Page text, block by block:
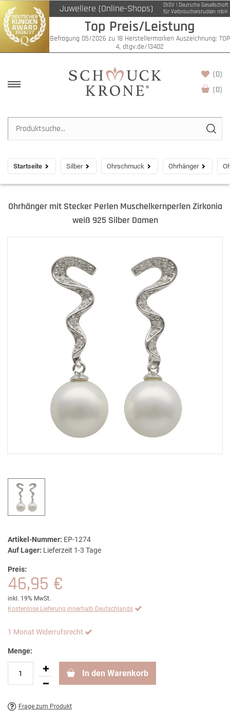
Juweliere (Online-Shops)
DtGV | Deutsche Gesellschaft
für Verbraucherstudien mbH
Top Preis/Leistung
Befragung 05/2026 zu 18 Herstellermarken Auszeichnung: TOP
4, dtgv.de/13402
(0)
(0)
Startseite Silber Ohrschmuck Ohrhänger
Ohrhänger mit Stecker Perlen Muschelkernperlen Zirkonia
weiß 925 Silber Damen
Artikel-Nummer: EP-1274
Auf Lager: Lieferzeit 1-3 Tage
Preis:
46,95 €
inkl. 19% MwSt.
Kostenlose Lieferung innerhalb Deutschlands
1 Monat Widerrufsrecht
Menge:
In den Warenkorb
Frage zum Produkt